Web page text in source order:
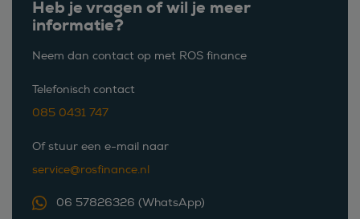
Heb je vragen of wil je meer
informatie?
Neem dan contact op met ROS finance
Telefonisch contact
085 0431 747
Of stuur een e-mail naar
service@rosfinance.nl
06 57826326 (WhatsApp)